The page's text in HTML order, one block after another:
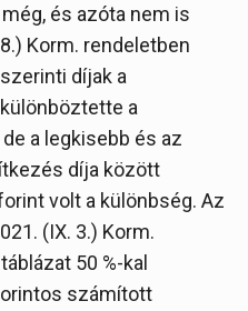
és azóta nem is
Korm. rendeletben
díjak a
a
a legkisebb és az
díja között
volt a különbség. Az
(IX. 3.) Korm.
50 %-kal
számított